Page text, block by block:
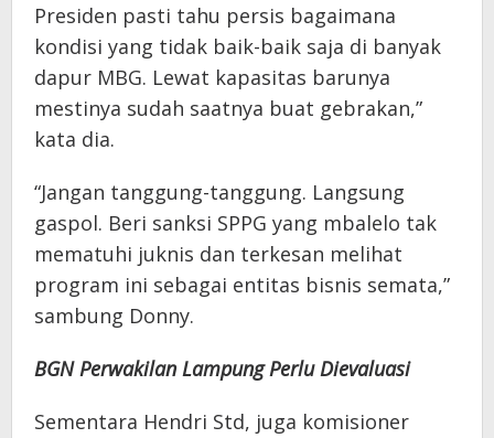
Presiden pasti tahu persis bagaimana
kondisi yang tidak baik-baik saja di banyak
dapur MBG. Lewat kapasitas barunya
mestinya sudah saatnya buat gebrakan,”
kata dia.
“Jangan tanggung-tanggung. Langsung
gaspol. Beri sanksi SPPG yang mbalelo tak
mematuhi juknis dan terkesan melihat
program ini sebagai entitas bisnis semata,”
sambung Donny.
BGN Perwakilan Lampung Perlu Dievaluasi
Sementara Hendri Std, juga komisioner